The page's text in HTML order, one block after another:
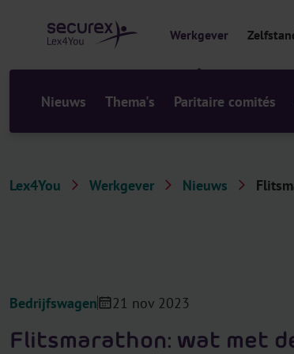
Werkgever
Nieuws Thema's Paritaire comités
Lex4You Werkgever Nieuws
Bedrijfswagen 21 nov 2023
Flitsmarathon: wat met